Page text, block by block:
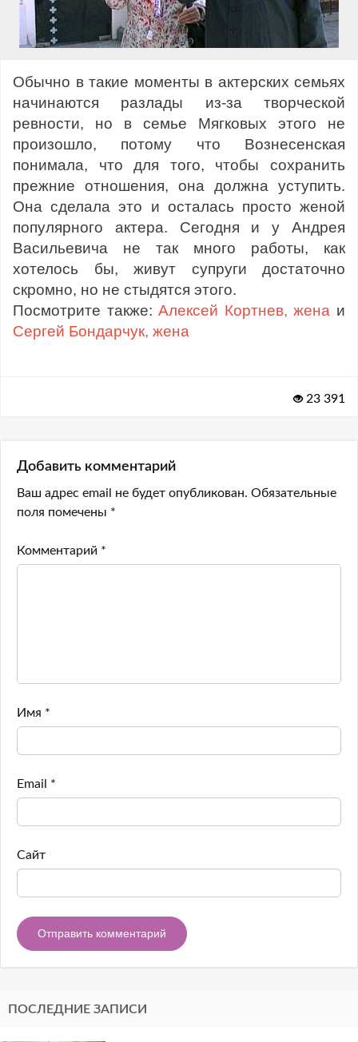
Обычно в такие моменты в актерских семьях
начинаются разлады из-за творческой
ревности, но в семье Мягковых этого не
произошло, потому что Вознесенская
понимала, что для того, чтобы сохранить
прежние отношения, она должна уступить.
Она сделала это и осталась просто женой
популярного актера. Сегодня и у Андрея
Васильевича не так много работы, как
хотелось бы, живут супруги достаточно
скромно, но не стыдятся этого.
Посмотрите также:Алексей Кортнев, жена и
Сергей Бондарчук, жена
23 391
Добавить комментарий
Ваш адрес email не будет опубликован. Обязательные
поля помечены *
Комментарий *
Имя *
Email *
Сайт
ПОСЛЕДНИЕ ЗАПИСИ